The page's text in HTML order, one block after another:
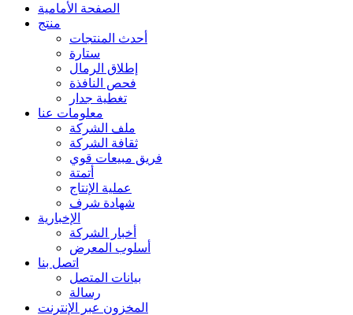
الصفحة الأمامية
منتج
أحدث المنتجات
ستارة
إطلاق الرمال
فحص النافذة
تغطية جدار
معلومات عنا
ملف الشركة
ثقافة الشركة
فريق مبيعات قوي
أتمتة
عملية الإنتاج
شهادة شرف
الإخبارية
أخبار الشركة
أسلوب المعرض
اتصل بنا
بيانات المتصل
رسالة
المخزون عبر الإنترنت